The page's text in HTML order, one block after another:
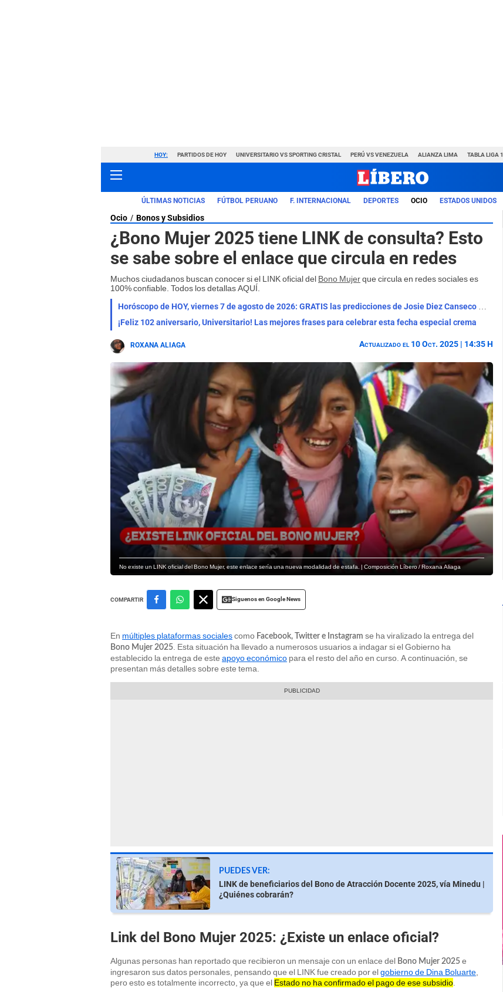
HOY: PARTIDOS DE HOY UNIVERSITARIO VS SPORTING CRISTAL PERÚ VS VENEZUELA ALIANZA LIMA TABLA LIGA 1
ÚLTIMAS NOTICIAS FÚTBOL PERUANO F. INTERNACIONAL DEPORTES OCIO ESTADOS UNIDOS
Ocio Bonos y Subsidios
¿Bono Mujer 2025 tiene LINK de consulta? Esto
se sabe sobre el enlace que circula en redes
Muchos ciudadanos buscan conocer si el LINK oficial del Bono Mujerque circula en redes sociales es
100% confiable. Todos los detallas AQUÍ.
Horóscopo de HOY, viernes 7 de agosto de 2026: GRATIS las predicciones de Josie Diez Canseco para tu signo
¡Feliz 102 aniversario, Universitario! Las mejores frases para celebrar esta fecha especial crema
ROXANA ALIAGA Actualizado el 10 Oct. 2025 | 14:35 H
No existe un LINK oficial del Bono Mujer, este enlace sería una nueva modalidad de estafa. | Composición Líbero / Roxana Aliaga
COMPARTIR Siguenos en Google News
En múltiples plataformas socialescomo Facebook, Twitter e Instagram se ha viralizado la entrega del
Bono Mujer 2025 . Esta situación ha llevado a numerosos usuarios a indagar si el Gobierno ha
establecido la entrega de este apoyo económico para el resto del año en curso. A continuación, se
presentan más detalles sobre este tema.
PUEDES VER:
LINK de beneficiarios del Bono de Atracción Docente 2025, vía Minedu |
¿Quiénes cobrarán?
Link del Bono Mujer 2025: ¿Existe un enlace oficial?
Algunas personas han reportado que recibieron un mensaje con un enlace del Bono Mujer 2025 e
ingresaron sus datos personales, pensando que el LINK fue creado por elgobierno de Dina Boluarte,
pero esto es totalmente incorrecto, ya que el Estado no ha confirmado el pago de ese subsidio.